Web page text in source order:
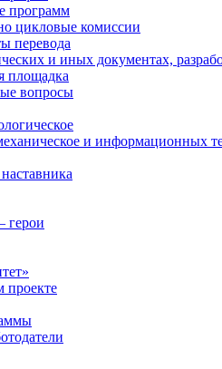
программ
цикловые комиссии
перевода
и иных документах,
площадка
вопросы
и информационных
герои
проекте